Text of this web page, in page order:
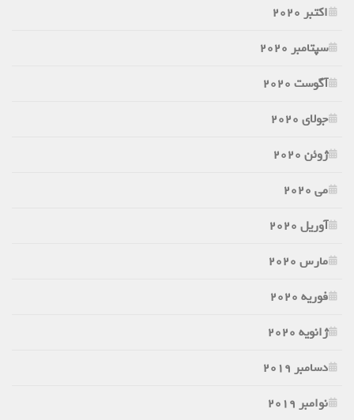
اکتبر 2020
سپتامبر 2020
آگوست 2020
جولای 2020
ژوئن 2020
می 2020
آوریل 2020
مارس 2020
فوریه 2020
ژانویه 2020
دسامبر 2019
نوامبر 2019